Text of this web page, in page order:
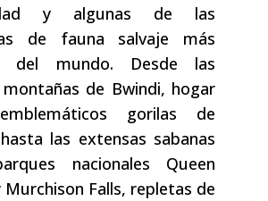
y algunas de las
de fauna salvaje más
del mundo. Desde las
de Bwindi, hogar
gorilas de
las extensas sabanas
nacionales Queen
Murchison Falls, repletas de